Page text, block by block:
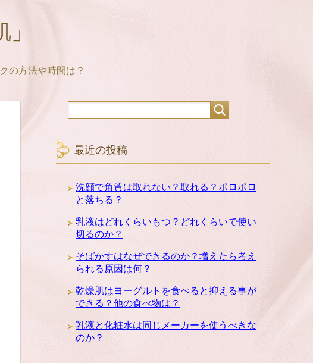
の方法や時間は？
最近の投稿
洗顔で角質は取れない？取れる？ポロポロ
と落ちる？
乳液はどれくらいもつ？どれくらいで使い
切るのか？
そばかすはなぜできるのか？増えたら考え
られる原因は何？
乾燥肌はヨーグルトを食べると抑える事が
できる？他の食べ物は？
乳液と化粧水は同じメーカーを使うべきな
のか？